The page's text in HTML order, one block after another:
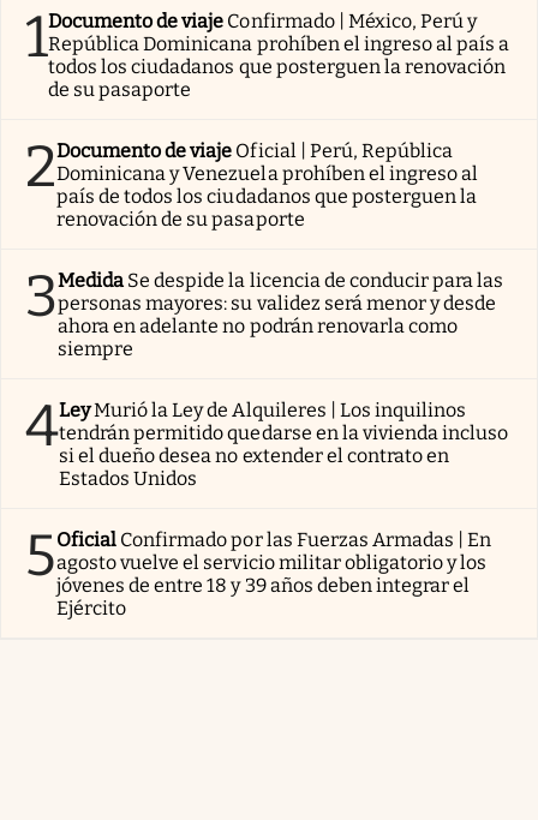
1Documento de viaje Confirmado | México, Perú y
República Dominicana prohíben el ingreso al país a
todos los ciudadanos que posterguen la renovación
de su pasaporte
2Documento de viaje Oficial | Perú, República
Dominicana y Venezuela prohíben el ingreso al
país de todos los ciudadanos que posterguen la
renovación de su pasaporte
3Medida Se despide la licencia de conducir para las
personas mayores: su validez será menor y desde
ahora en adelante no podrán renovarla como
siempre
4LeyMurió la Ley de Alquileres | Los inquilinos
tendrán permitido quedarse en la vivienda incluso
si el dueño desea no extender el contrato en
Estados Unidos
5Oficial Confirmado por las Fuerzas Armadas | En
agosto vuelve el servicio militar obligatorio y los
jóvenes de entre 18 y 39 años deben integrar el
Ejército